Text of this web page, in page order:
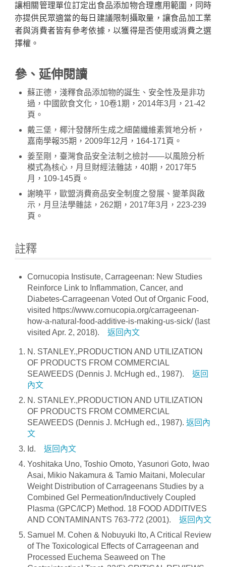
讓相關管理單位訂定出食品添加物合理應用範圍，同時
亦提供民眾適當的每日建議限制攝取量，讓食品加工業
者與消費者皆有參考依據，以獲得是否使用或消費之選
擇權。
參、延伸閱讀
蘇正德，淺釋食品添加物的誕生、安全性及是非功
過，中國飲食文化，10卷1期，2014年3月，21-42
頁。
戴三堡，椰汁發酵所生成之細菌纖維素質地分析，
嘉南學報35期，2009年12月，164-171頁。
姜至剛，臺灣食品安全法制之檢討——以風險分析
模式為核心，月旦財經法雜誌，40期，2017年5
月，109-145頁。
謝曉平，歐盟消費商品安全制度之發展、變革與啟
示，月旦法學雜誌，262期，2017年3月，223-239
頁。
註釋
Cornucopia Instisute, Carrageenan: New Studies
Reinforce Link to Inflammation, Cancer, and
Diabetes-Carrageenan Voted Out of Organic Food,
visited https://www.cornucopia.org/carrageenan-
how-a-natural-food-additive-is-making-us-sick/ (last
visited Apr. 2, 2018). 返回內文
N. STANLEY.,PRODUCTION AND UTILIZATION
OF PRODUCTS FROM COMMERCIAL
SEAWEEDS (Dennis J. McHugh ed., 1987). 返回
內文
N. STANLEY.,PRODUCTION AND UTILIZATION
OF PRODUCTS FROM COMMERCIAL
SEAWEEDS (Dennis J. McHugh ed., 1987). 返回內
文
Id. 返回內文
Yoshitaka Uno, Toshio Omoto, Yasunori Goto, Iwao
Asai, Mikio Nakamura & Tamio Maitani, Molecular
Weight Distribution of Carrageenans Studies by a
Combined Gel Permeation/Inductively Coupled
Plasma (GPC/ICP) Method. 18 FOOD ADDITIVES
AND CONTAMINANTS 763-772 (2001). 返回內文
Samuel M. Cohen & Nobuyuki Ito, A Critical Review
of The Toxicological Effects of Carrageenan and
Processed Euchema Seaweed on The